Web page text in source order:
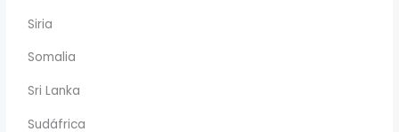
Siria
Somalia
Sri Lanka
Sudáfrica